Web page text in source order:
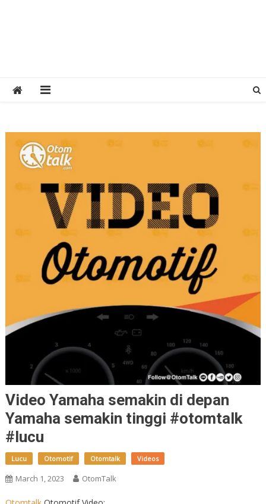
Video Yamaha semakin di depan
Yamaha semakin tinggi #otomtalk
#lucu
Lucu Otomotif Otomtalk Videos
March 1, 2023 OtomTalk